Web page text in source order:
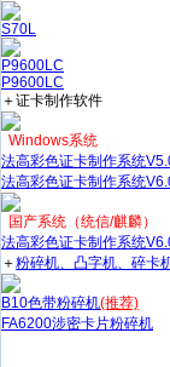
S70L
P9600LC
P9600LC
＋证卡制作软件
Windows系统
法高彩色证卡制作系统
法高彩色证卡制作系统
国产系统（统信/麒麟）
法高彩色证卡制作系统
＋粉碎机、凸字机、碎卡
B10色带粉碎机(推荐)
FA6200涉密卡片粉碎机